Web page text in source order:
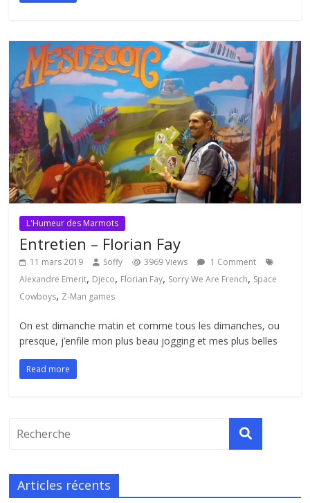
L'Humeur des Marmots
Entretien – Florian Fay
11 mars 2019 Soffy 3969 Views
1 Comment
Alexandre Emerit, Djeco, Florian Fay, Sorry We Are French, Space
Cowboys, Z-Man games
On est dimanche matin et comme tous les dimanches, ou
presque, j’enfile mon plus beau jogging et mes plus belles
Read more
Articles récents